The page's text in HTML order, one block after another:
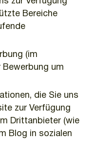
Bereiche
(im
um
die Sie uns
zur Verfügung
Drittanbieter (wie
Blog in sozialen